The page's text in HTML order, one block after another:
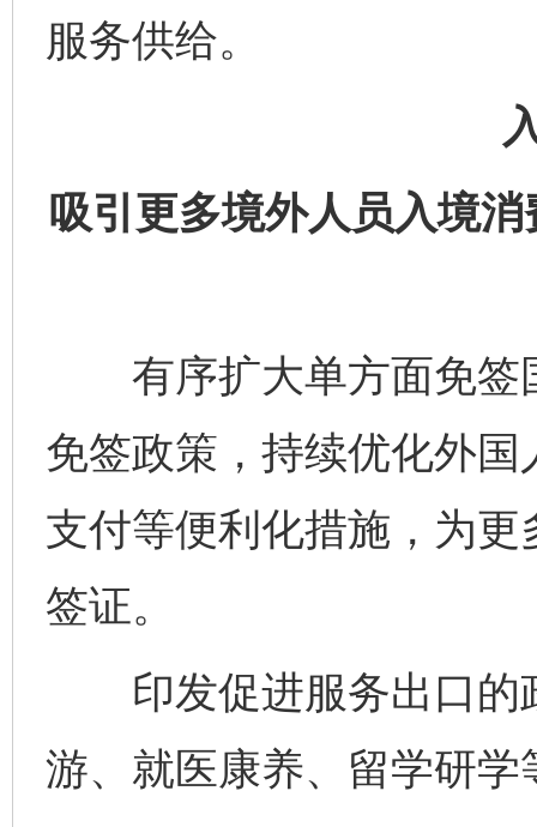
服务供给。
吸引更多境外人员入境
有序扩大单方面免签
免签政策，持续优化外
支付等便利化措施，为
签证。
印发促进服务出口的
游、就医康养、留学研